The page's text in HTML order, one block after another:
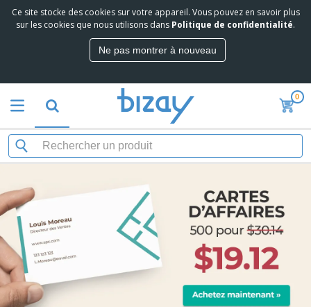
Ce site stocke des cookies sur votre appareil. Vous pouvez en savoir plus
sur les cookies que nous utilisons dans Politique de confidentialité.
Ne pas montrer à nouveau
0